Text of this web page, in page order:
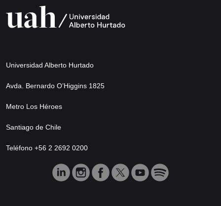
Universidad Alberto Hurtado
Avda. Bernardo O’Higgins 1825
Metro Los Héroes
Santiago de Chile
Teléfono +56 2 2692 0200